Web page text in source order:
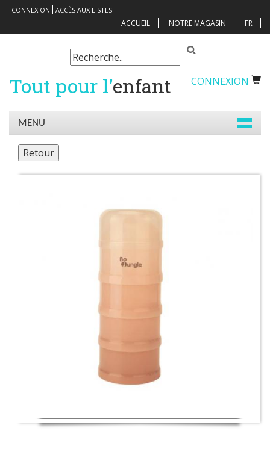
CONNEXION ACCÈS AUX LISTES
ACCUEIL NOTRE MAGASIN FR
Tout pour l'enfant CONNEXION
MENU